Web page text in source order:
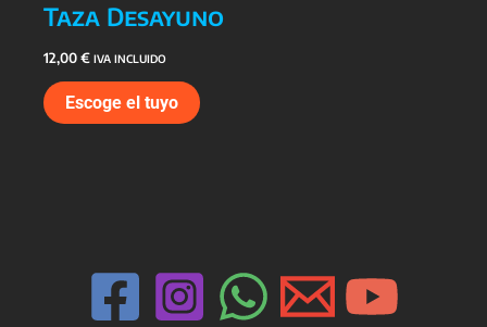
Taza Desayuno
12,00€ IVA INCLUIDO
Escoge el tuyo